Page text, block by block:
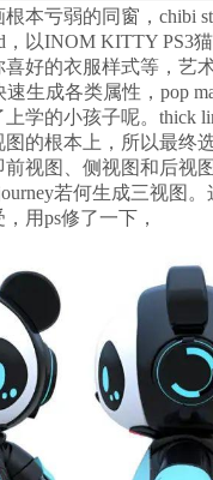
本亏弱的同窗，chibi
以INOM KITTY PS3
好的衣服样式等，艺
生成各类属性，pop
学的小孩子呢。thick
的根本上，所以最终选
前视图、侧视图和后视
若何生成三视图。
用ps修了一下，